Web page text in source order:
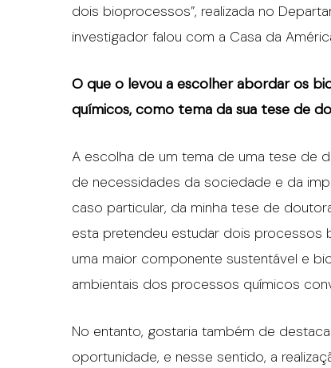
dois bioprocessos”, realizada no
investigador falou com a Casa da
O que o levou a escolher abordar os
químicos, como tema da sua tese de
A escolha de um tema de uma tese de
de necessidades da sociedade e da
caso particular, da minha tese de
esta pretendeu estudar dois processos
uma maior componente sustentável e
ambientais dos processos químicos
No entanto, gostaria também de
oportunidade, e nesse sentido, a